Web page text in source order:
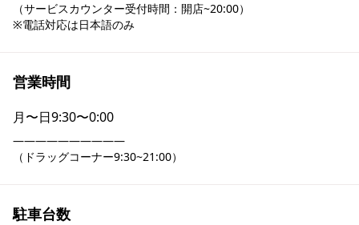
（サービスカウンター受付時間：開店~20:00）
※電話対応は日本語のみ
営業時間
月〜日9:30〜0:00
――――――――――
（ドラッグコーナー9:30~21:00）
駐車台数